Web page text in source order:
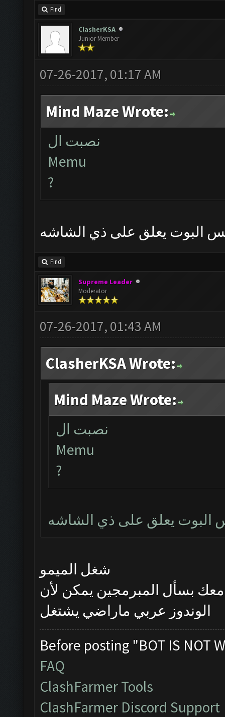
Find
ClasherKSA
Junior Member
07-26-2017, 01:17 AM
Mind Maze Wrote:
نصبت ال
Memu
?
بس البوت يعلق على ذي الشاشه
Find
Supreme Leader
Moderator
07-26-2017, 01:43 AM
ClasherKSA Wrote:
Mind Maze Wrote:
نصبت ال
Memu
?
البوت يعلق على ذي الشاشه
شغل الميمو
بسأل المبرمجين يمكن لأن
الوندوز عربي ماراضي يشتغل
Before posting "BOT IS NOT
FAQ
ClashFarmer Tools
ClashFarmer Discord Support